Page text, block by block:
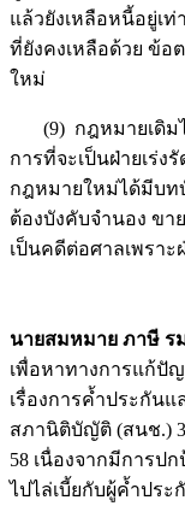
แล้วยังเหลือหนี้อยู่เ
ที่ยังคงเหลือด้วย ข้อ
ใหม่
(9) กฎหมายเดิม
การที่จะเป็นฝ่ายเร่ง
กฎหมายใหม่ได้มีบท
ต้องบังคับจำนอง ขา
เป็นคดีต่อศาลเพราะ
นายสมหมาย ภาษี ร
เพื่อหาทางการแก้ปั
เรื่องการค้ำประกัน
สภานิติบัญัติ (สนช.)
58 เนื่องจากมีการป
ไปไล่เบี้ยกับผู้ค้ำปร